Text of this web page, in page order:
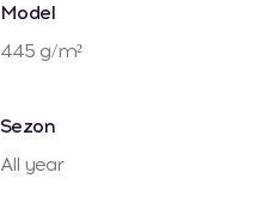
Model
445 g/m²
Sezon
All year